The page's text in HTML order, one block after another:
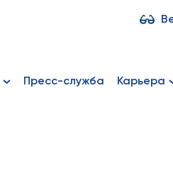
Пресс-служба Карьера